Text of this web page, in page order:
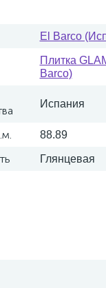
El Barco
Плитка
Barco)
Испания
88.89
Глянцевая